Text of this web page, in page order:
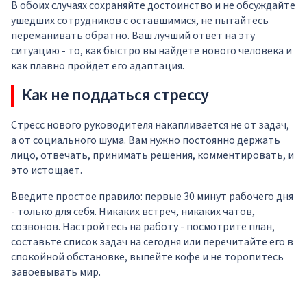
В обоих случаях сохраняйте достоинство и не обсуждайте
ушедших сотрудников с оставшимися, не пытайтесь
переманивать обратно. Ваш лучший ответ на эту
ситуацию - то, как быстро вы найдете нового человека и
как плавно пройдет его адаптация.
Как не поддаться стрессу
Стресс нового руководителя накапливается не от задач,
а от социального шума. Вам нужно постоянно держать
лицо, отвечать, принимать решения, комментировать, и
это истощает.
Введите простое правило: первые 30 минут рабочего дня
- только для себя. Никаких встреч, никаких чатов,
созвонов. Настройтесь на работу - посмотрите план,
составьте список задач на сегодня или перечитайте его в
спокойной обстановке, выпейте кофе и не торопитесь
завоевывать мир.